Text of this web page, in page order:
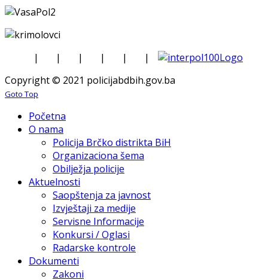
| | | | |
|
Copyright © 2021 policijabdbih.gov.ba
Goto Top
Početna
O nama
Policija Brčko distrikta BiH
Organizaciona šema
Obilježja policije
Aktuelnosti
Saopštenja za javnost
Izvještaji za medije
Servisne Informacije
Konkursi / Oglasi
Radarske kontrole
Dokumenti
Zakoni